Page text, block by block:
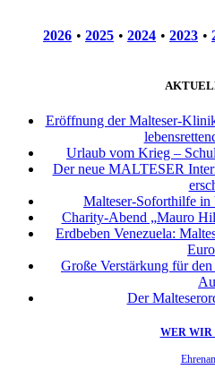
2026 • 2025 • 2024 • 2023 •
Eröffnung der Malteser-
Urlaub vom Krieg –
Der neue MALTESER
Malteser-Soforthilfe in
Charity-Abend „Mauro
Erdbeben Venezuela:
Große Verstärkung für
Der
WER WIR